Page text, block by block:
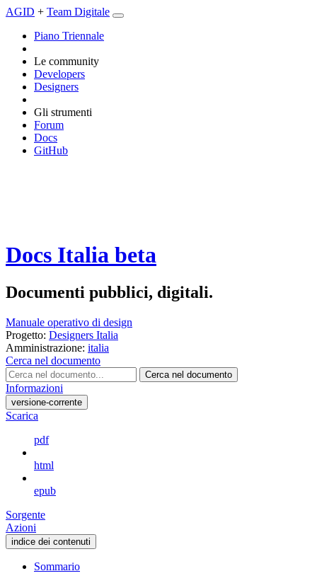
AGID + Team Digitale
Piano Triennale
Le community
Developers
Designers
Gli strumenti
Forum
Docs
GitHub
Docs Italia beta
Documenti pubblici, digitali.
Manuale operativo di design
Progetto: Designers Italia
Amministrazione: italia
Cerca nel documento
Cerca nel documento
Informazioni
versione-corrente
Scarica
pdf
html
epub
Sorgente
Azioni
indice dei contenuti
Sommario